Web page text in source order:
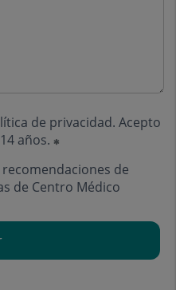
de privacidad. Acepto
años.
de
de Centro Médico